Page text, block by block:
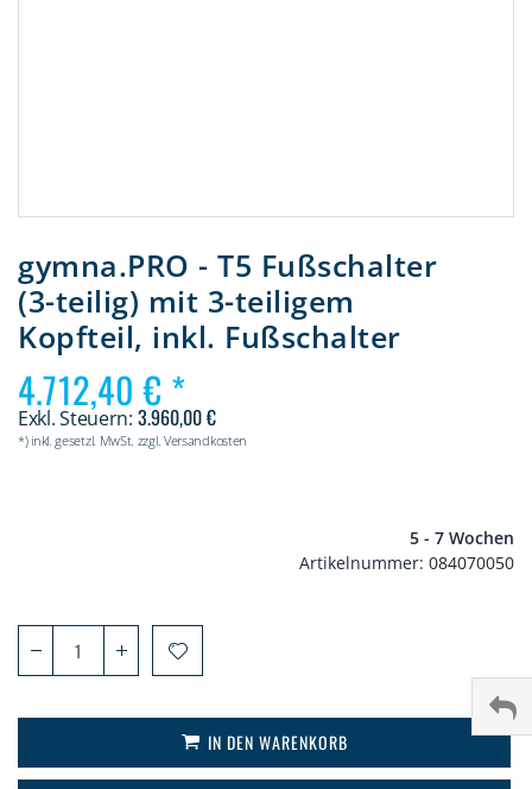
der
Bildergalerie
springen
gymna.PRO - T5 Fußschalter
(3-teilig) mit 3-teiligem
Kopfteil, inkl. Fußschalter
4.712,40 €
3.960,00 €
*) inkl. gesetzl. MwSt. zzgl. Versandkosten
5 - 7 Wochen
Artikelnummer 084070050
IN DEN WARENKORB